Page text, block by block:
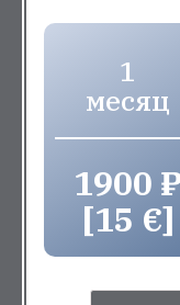
1
месяц
1900
[15 €]